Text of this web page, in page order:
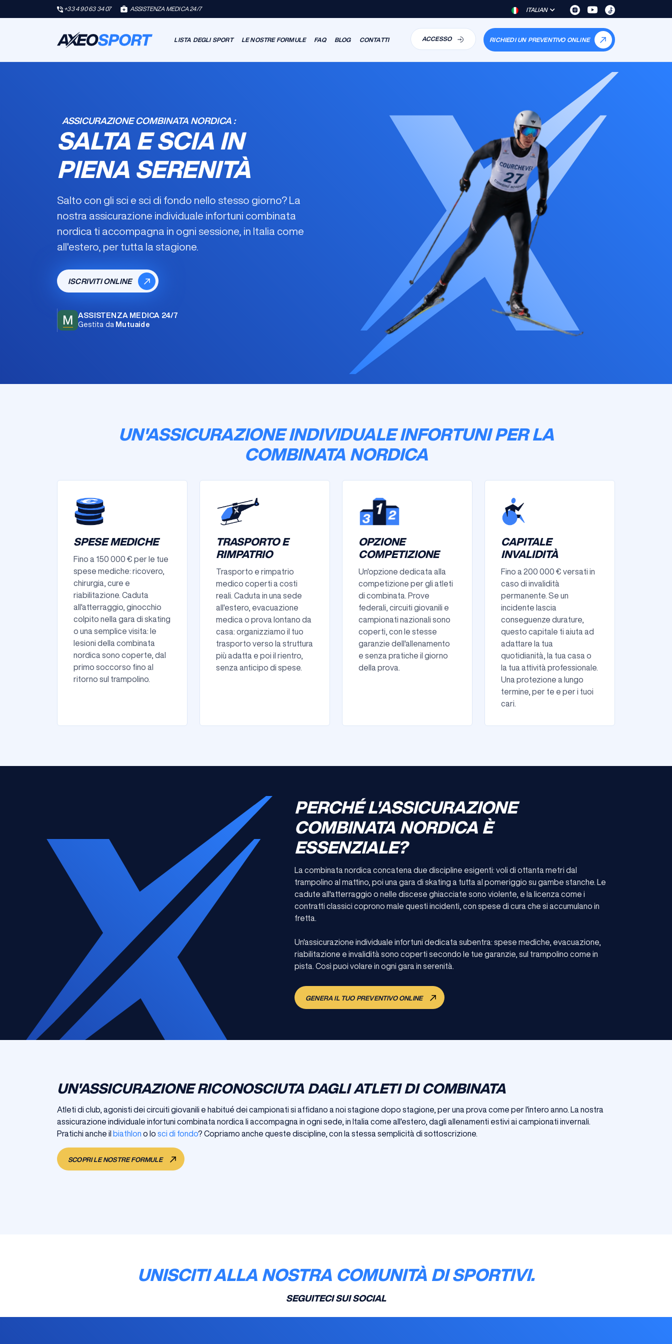
+33 4 90 63 34 07 ASSISTENZA MEDICA 24/7 ITALIAN
LISTA DEGLI SPORT LE NOSTRE FORMULE FAQ BLOG CONTATTI ACCESSO RICHIEDI UN PREVENTIVO ONLINE
ASSICURAZIONE COMBINATA NORDICA :
SALTA E SCIA IN
PIENA SERENITÀ
Salto con gli sci e sci di fondo nello stesso giorno? La
nostra assicurazione individuale infortuni combinata
nordica ti accompagna in ogni sessione, in Italia come
all'estero, per tutta la stagione.
ISCRIVITI ONLINE
M ASSISTENZA MEDICA 24/7
Gestita da Mutuaide
UN'ASSICURAZIONE INDIVIDUALE INFORTUNI PER LA
COMBINATA NORDICA
SPESE MEDICHE
Fino a 150 000 € per le tue
spese mediche: ricovero,
chirurgia, cure e
riabilitazione. Caduta
all'atterraggio, ginocchio
colpito nella gara di skating
o una semplice visita: le
lesioni della combinata
nordica sono coperte, dal
primo soccorso fino al
ritorno sul trampolino.
TRASPORTO E
RIMPATRIO
Trasporto e rimpatrio
medico coperti a costi
reali. Caduta in una sede
all'estero, evacuazione
medica o prova lontano da
casa: organizziamo il tuo
trasporto verso la struttura
più adatta e poi il rientro,
senza anticipo di spese.
OPZIONE
COMPETIZIONE
Un'opzione dedicata alla
competizione per gli atleti
di combinata. Prove
federali, circuiti giovanili e
campionati nazionali sono
coperti, con le stesse
garanzie dell'allenamento
e senza pratiche il giorno
della prova.
CAPITALE
INVALIDITÀ
Fino a 200 000 € versati in
caso di invalidità
permanente. Se un
incidente lascia
conseguenze durature,
questo capitale ti aiuta ad
adattare la tua
quotidianità, la tua casa o
la tua attività professionale.
Una protezione a lungo
termine, per te e per i tuoi
cari.
PERCHÉ L'ASSICURAZIONE
COMBINATA NORDICA È
ESSENZIALE?
La combinata nordica concatena due discipline esigenti: voli di ottanta metri dal
trampolino al mattino, poi una gara di skating a tutta al pomeriggio su gambe stanche. Le
cadute all'atterraggio o nelle discese ghiacciate sono violente, e la licenza come i
contratti classici coprono male questi incidenti, con spese di cura che si accumulano in
fretta.
Un'assicurazione individuale infortuni dedicata subentra: spese mediche, evacuazione,
riabilitazione e invalidità sono coperti secondo le tue garanzie, sul trampolino come in
pista. Così puoi volare in ogni gara in serenità.
GENERA IL TUO PREVENTIVO ONLINE
UN'ASSICURAZIONE RICONOSCIUTA DAGLI ATLETI DI COMBINATA
Atleti di club, agonisti dei circuiti giovanili e habitué dei campionati si affidano a noi stagione dopo stagione, per una prova come per l'intero anno. La nostra
assicurazione individuale infortuni combinata nordica li accompagna in ogni sede, in Italia come all'estero, dagli allenamenti estivi ai campionati invernali.
Pratichi anche il biathlon o lo sci di fondo? Copriamo anche queste discipline, con la stessa semplicità di sottoscrizione.
SCOPRI LE NOSTRE FORMULE
UNISCITI ALLA NOSTRA COMUNITÀ DI SPORTIVI.
SEGUITECI SUI SOCIAL